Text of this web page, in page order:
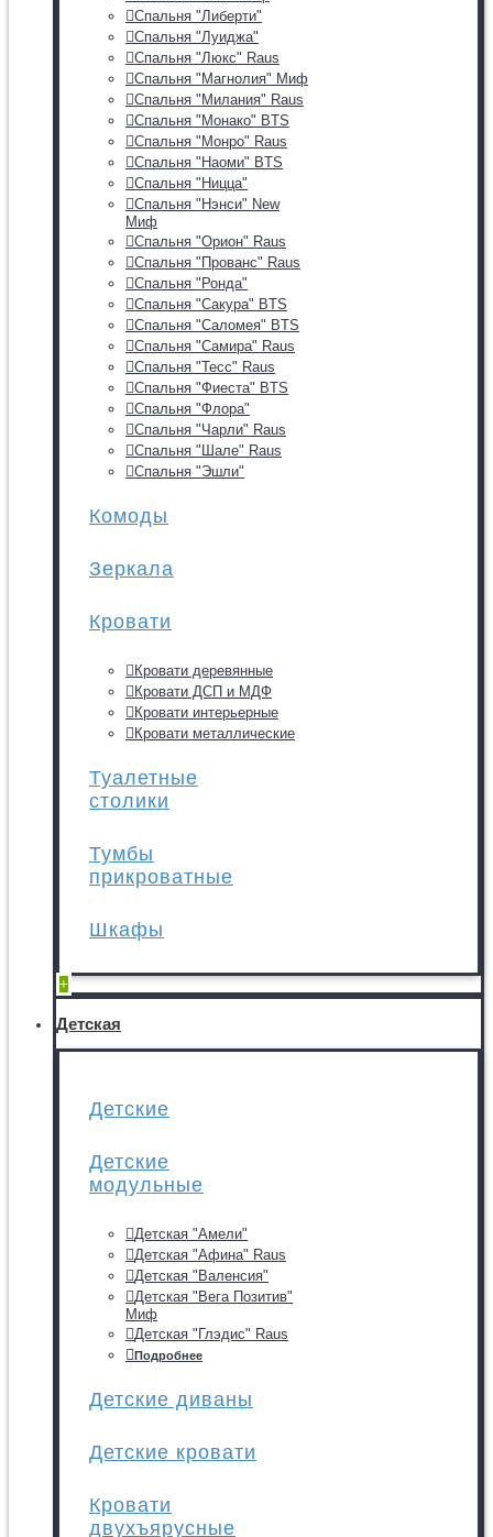
Спальня "Либерти"
Спальня "Луиджа"
Спальня "Люкс" Raus
Спальня "Магнолия" Миф
Спальня "Милания" Raus
Спальня "Монако" BTS
Спальня "Монро" Raus
Спальня "Наоми" BTS
Спальня "Ницца"
Спальня "Нэнси" New
Миф
Спальня "Орион" Raus
Спальня "Прованс" Raus
Спальня "Ронда"
Спальня "Сакура" BTS
Спальня "Саломея" BTS
Спальня "Самира" Raus
Спальня "Тесс" Raus
Спальня "Фиеста" BTS
Спальня "Флора"
Спальня "Чарли" Raus
Спальня "Шале" Raus
Спальня "Эшли"
Комоды
Зеркала
Кровати
Кровати деревянные
Кровати ДСП и МДФ
Кровати интерьерные
Кровати металлические
Туалетные
столики
Тумбы
прикроватные
Шкафы
+
Детская
Детские
Детские
модульные
Детская "Амели"
Детская "Афина" Raus
Детская "Валенсия"
Детская "Вега Позитив"
Миф
Детская "Глэдис" Raus
Подробнее
Детские диваны
Детские кровати
Кровати
двухъярусные